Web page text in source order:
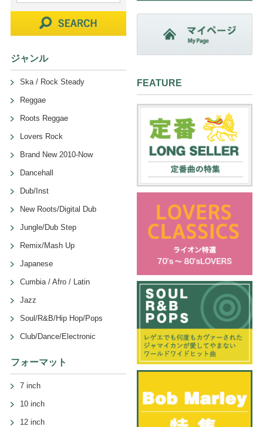
ジャンル
Ska / Rock Steady
Reggae
Roots Reggae
Lovers Rock
Brand New 2010-Now
Dancehall
Dub/Inst
New Roots/Digital Dub
Jungle/Dub Step
Remix/Mash Up
Japanese
Cumbia / Afro / Latin
Jazz
Soul/R&B/Hip Hop/Pops
Club/Dance/Electronic
フォーマット
7 inch
10 inch
12 inch
FEATURE